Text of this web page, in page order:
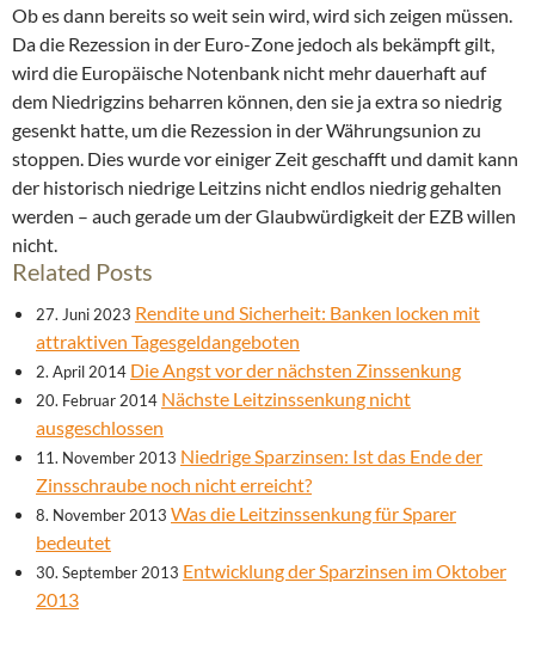
Ob es dann bereits so weit sein wird, wird sich zeigen müssen.
Da die Rezession in der Euro-Zone jedoch als bekämpft gilt,
wird die Europäische Notenbank nicht mehr dauerhaft auf
dem Niedrigzins beharren können, den sie ja extra so niedrig
gesenkt hatte, um die Rezession in der Währungsunion zu
stoppen. Dies wurde vor einiger Zeit geschafft und damit kann
der historisch niedrige Leitzins nicht endlos niedrig gehalten
werden – auch gerade um der Glaubwürdigkeit der EZB willen
nicht.
Related Posts
27. Juni 2023 Rendite und Sicherheit: Banken locken mit
attraktiven Tagesgeldangeboten
2. April 2014 Die Angst vor der nächsten Zinssenkung
20. Februar 2014 Nächste Leitzinssenkung nicht
ausgeschlossen
11. November 2013 Niedrige Sparzinsen: Ist das Ende der
Zinsschraube noch nicht erreicht?
8. November 2013 Was die Leitzinssenkung für Sparer
bedeutet
30. September 2013 Entwicklung der Sparzinsen im Oktober
2013